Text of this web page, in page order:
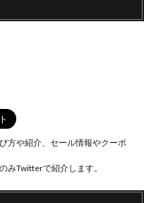
方や紹介、セール情報やクーポ
みTwitterで紹介します。